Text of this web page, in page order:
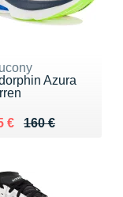
Azura
160 €
de 160 €
€ 125 €